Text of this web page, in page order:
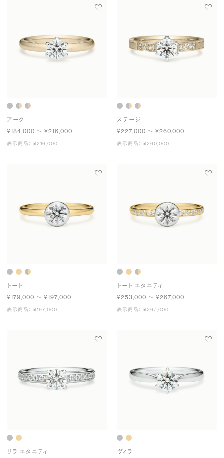
アーク
¥184,000 〜 ¥216,000
表示商品： ¥216,000
ステージ
¥227,000 〜 ¥260,000
表示商品： ¥260,000
トート
¥179,000 〜 ¥197,000
表示商品： ¥197,000
トート エタニティ
¥253,000 〜 ¥267,000
表示商品： ¥267,000
リラ エタニティ ヴィラ